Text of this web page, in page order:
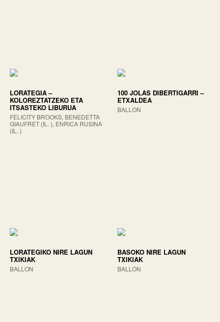
LORATEGIA –
KOLOREZTATZEKO ETA
ITSASTEKO LIBURUA
FELICITY BROOKS, BENEDETTA
GIAUFRET (IL. ), ENRICA RUSINA
(IL. )
100 JOLAS DIBERTIGARRI –
ETXALDEA
BALLON
LORATEGIKO NIRE LAGUN
TXIKIAK
BALLON
BASOKO NIRE LAGUN
TXIKIAK
BALLON